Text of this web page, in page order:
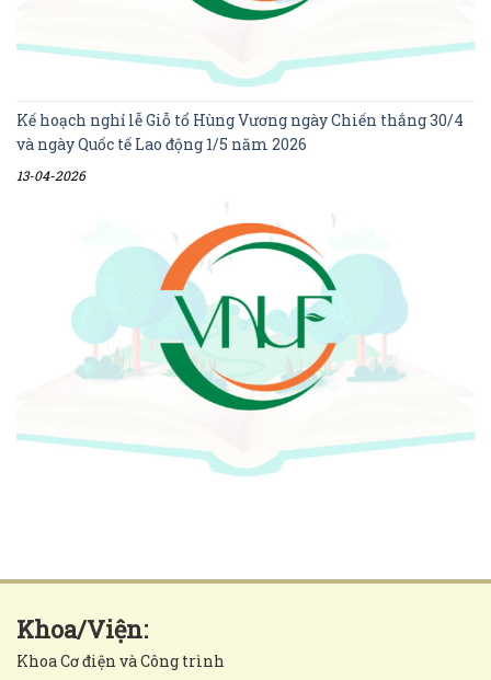
Kế hoạch nghỉ lễ Giỗ tổ Hùng Vương ngày Chiến thắng 30/4
và ngày Quốc tế Lao động 1/5 năm 2026
13-04-2026
Khoa/Viện:
Khoa Cơ điện và Công trình